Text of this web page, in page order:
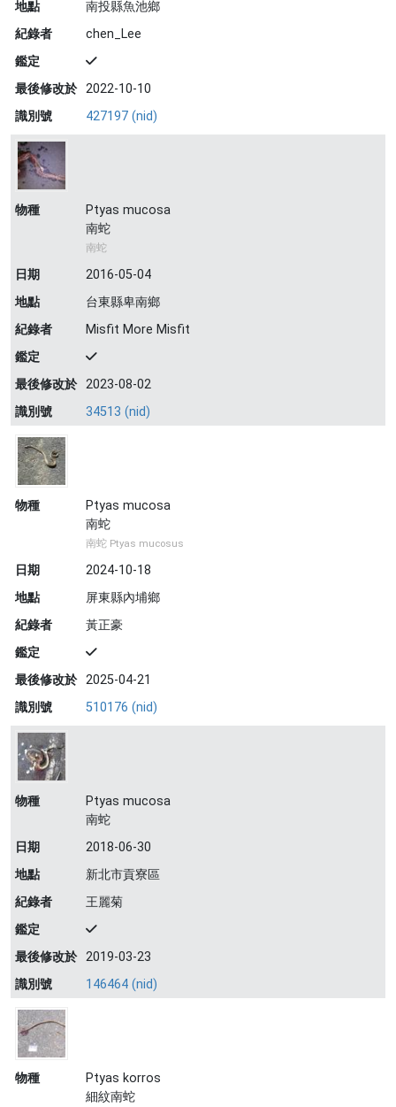
地點
南投縣魚池鄉
紀錄者
chen_Lee
鑑定
最後修改於 2022-10-10
識別號
427197 (nid)
物種
Ptyas mucosa
南蛇
南蛇
日期
2016-05-04
地點
台東縣卑南鄉
紀錄者
Misfit More Misfit
鑑定
最後修改於 2023-08-02
識別號
34513 (nid)
物種
Ptyas mucosa
南蛇
南蛇 Ptyas mucosus
日期
2024-10-18
地點
屏東縣內埔鄉
紀錄者
黃正豪
鑑定
最後修改於 2025-04-21
識別號
510176 (nid)
物種
Ptyas mucosa
南蛇
日期
2018-06-30
地點
新北市貢寮區
紀錄者
王麗菊
鑑定
最後修改於 2019-03-23
識別號
146464 (nid)
物種
Ptyas korros
細紋南蛇